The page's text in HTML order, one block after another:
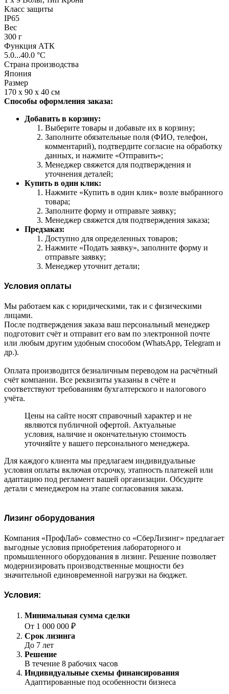
Класс защиты
IP65
Вес
300 г
Функция АТК
5.0...40.0 °C
Страна производства
Япония
Размер
170 x 90 x 40 см
Способы оформления заказа:
Добавить в корзину:
Выберите товары и добавьте их в корзину;
Заполните обязательные поля (ФИО, телефон,
комментарий), подтвердите согласие на обработку
данных, и нажмите «Отправить»;
Менеджер свяжется для подтверждения и
уточнения деталей;
Купить в один клик:
Нажмите «Купить в один клик» возле выбранного
товара;
Заполните форму и отправьте заявку;
Менеджер свяжется для подтверждения заказа;
Предзаказ:
Доступно для определенных товаров;
Нажмите «Подать заявку», заполните форму и
отправьте заявку;
Менеджер уточнит детали;
Условия оплаты
Мы работаем как с юридическими, так и с физическими
лицами.
После подтверждения заказа ваш персональный менеджер
подготовит счёт и отправит его вам по электронной почте
или любым другим удобным способом (WhatsApp, Telegram и
др.).
Оплата производится безналичным переводом на расчётный
счёт компании. Все реквизиты указаны в счёте и
соответствуют требованиям бухгалтерского и налогового
учёта.
Цены на сайте носят справочный характер и не
являются публичной офертой. Актуальные
условия, наличие и окончательную стоимость
уточняйте у вашего персонального менеджера.
Для каждого клиента мы предлагаем индивидуальные
условия оплаты включая отсрочку, этапность платежей или
адаптацию под регламент вашей организации. Обсудите
детали с менеджером на этапе согласования заказа.
Лизинг оборудования
Компания «ПрофЛаб» совместно со «СберЛизинг» предлагает
выгодные условия приобретения лабораторного и
промышленного оборудования в лизинг. Решение позволяет
модернизировать производственные мощности без
значительной единовременной нагрузки на бюджет.
Условия:
Минимальная сумма сделки
От 1 000 000 ₽
Срок лизинга
До 7 лет
Решение
В течение 8 рабочих часов
Индивидуальные схемы финансирования
Адаптированные под особенности бизнеса